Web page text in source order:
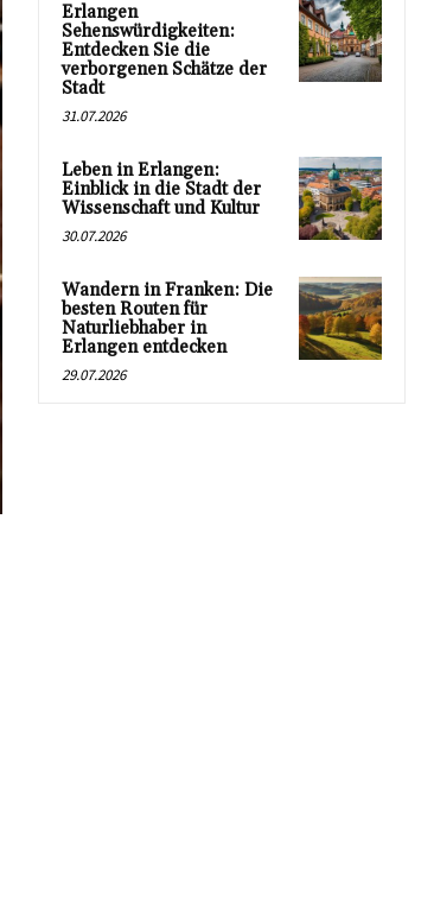
Erlangen
Sehenswürdigkeiten:
Entdecken Sie die
verborgenen Schätze der
Stadt
31.07.2026
Leben in Erlangen:
Einblick in die Stadt der
Wissenschaft und Kultur
30.07.2026
Wandern in Franken: Die
besten Routen für
Naturliebhaber in
Erlangen entdecken
29.07.2026